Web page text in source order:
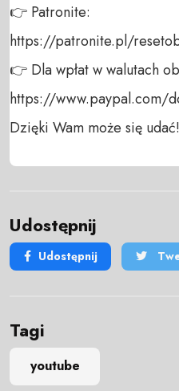
👉 Patronite:
https://patronite.pl/
👉 Dla wpłat w walutach
https://www.paypal.com/
Dzięki Wam może się udać!
Udostępnij
Udostępnij
Tagi
youtube